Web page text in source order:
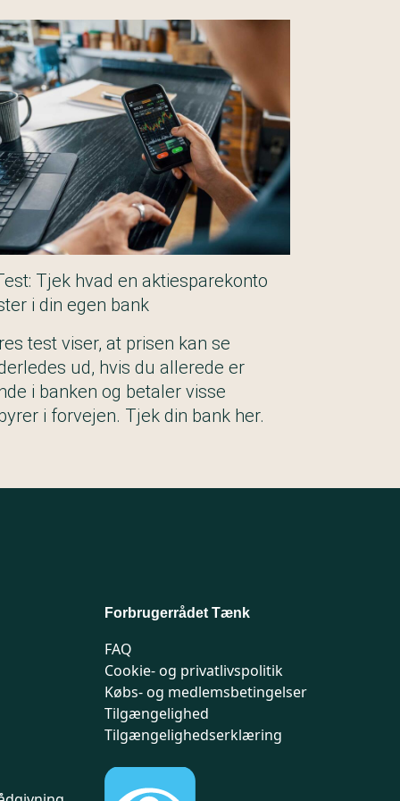
Tjek hvad en aktiesparekonto
i din egen bank
test viser, at prisen kan se
ud, hvis du allerede er
i banken og betaler visse
i forvejen. Tjek din bank her.
Forbrugerrådet Tænk
FAQ
Cookie- og privatlivspolitik
Købs- og medlemsbetingelser
Tilgængelighed
Tilgængelighedserklæring